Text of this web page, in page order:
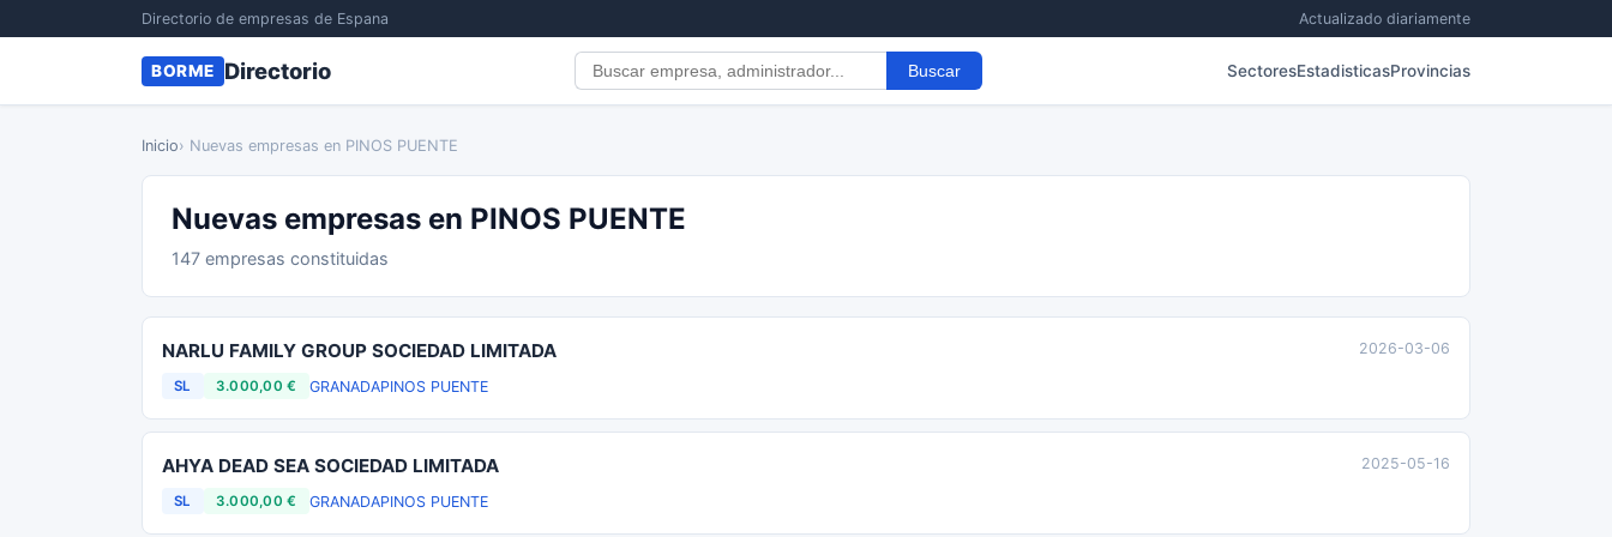
Directorio de empresas de Espana Actualizado diariamente
BORME Directorio Buscar SectoresEstadisticasProvincias
Inicio› Nuevas empresas en PINOS PUENTE
Nuevas empresas en PINOS PUENTE
147 empresas constituidas
NARLU FAMILY GROUP SOCIEDAD LIMITADA
SL 3.000,00 € GRANADAPINOS PUENTE
2026-03-06
AHYA DEAD SEA SOCIEDAD LIMITADA
SL 3.000,00 € GRANADAPINOS PUENTE
2025-05-16